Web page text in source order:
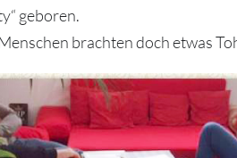
geboren.
brachten doch etwas